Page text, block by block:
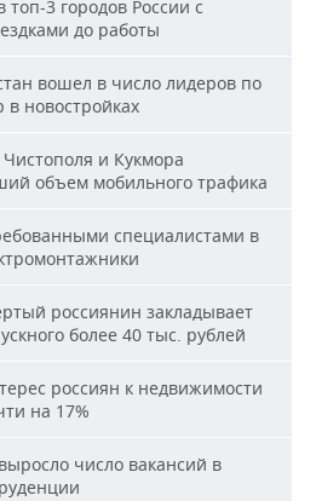
3 городов России с
до работы
вошел в число лидеров по
в новостройках
и Кукмора
объем мобильного трафика
специалистами в
россиянин закладывает
более 40 тыс. рублей
россиян к недвижимости
на 17%
число вакансий в